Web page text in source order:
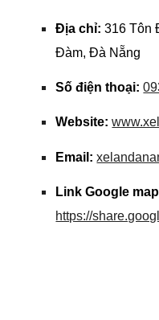
Địa chỉ: 316 Tôn
Đàm, Đà Nẵng
Số điện thoại:
Website:
Email:
Link Google
https://